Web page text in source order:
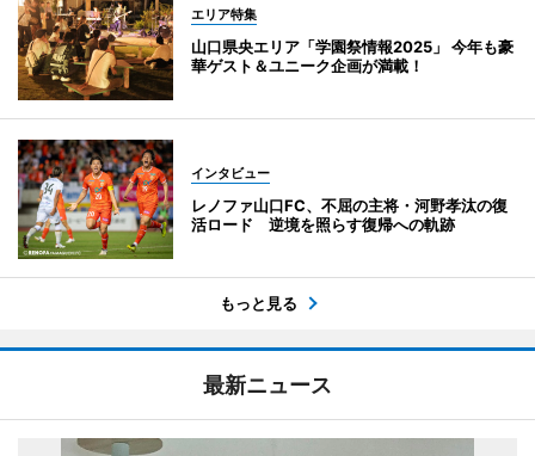
エリア特集
山口県央エリア「学園祭情報2025」 今年も豪
華ゲスト＆ユニーク企画が満載！
インタビュー
レノファ山口FC、不屈の主将・河野孝汰の復
活ロード 逆境を照らす復帰への軌跡
もっと見る
最新ニュース